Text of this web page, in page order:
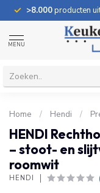
>8.000producten
MENU
Home / Hendi /
HENDI
– stoot- en
roomwit
HENDI